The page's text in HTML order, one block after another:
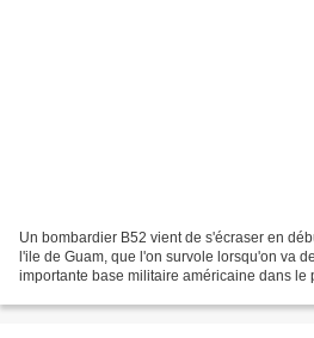
Un bombardier B52 vient de s'écraser en
l'ile de Guam, que l'on survole lorsqu'on va
importante base militaire américaine dans le